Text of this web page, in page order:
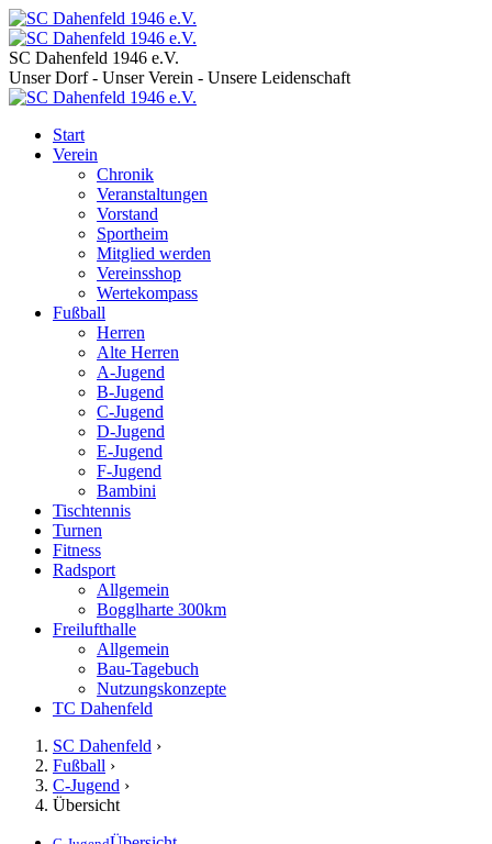
SC Dahenfeld 1946 e.V.
Unser Dorf - Unser Verein - Unsere Leidenschaft
Start
Verein
Chronik
Veranstaltungen
Vorstand
Sportheim
Mitglied werden
Vereinsshop
Wertekompass
Fußball
Herren
Alte Herren
A-Jugend
B-Jugend
C-Jugend
D-Jugend
E-Jugend
F-Jugend
Bambini
Tischtennis
Turnen
Fitness
Radsport
Allgemein
Bogglharte 300km
Freilufthalle
Allgemein
Bau-Tagebuch
Nutzungskonzepte
TC Dahenfeld
SC Dahenfeld ›
Fußball ›
C-Jugend ›
Übersicht